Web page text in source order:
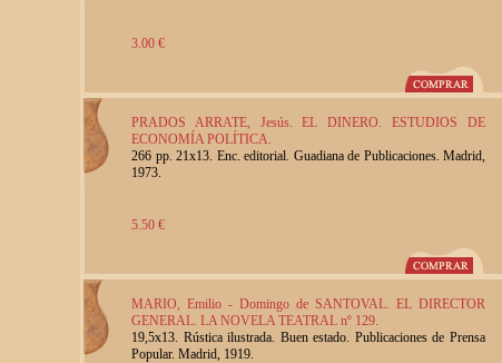
3.00 €
PRADOS ARRATE, Jesús. EL DINERO. ESTUDIOS DE
ECONOMÍA POLÍTICA.
266 pp. 21x13. Enc. editorial. Guadiana de Publicaciones. Madrid,
1973.
5.50 €
MARIO, Emilio - Domingo de SANTOVAL. EL DIRECTOR
GENERAL. LA NOVELA TEATRAL nº 129.
19,5x13. Rústica ilustrada. Buen estado. Publicaciones de Prensa
Popular. Madrid, 1919.